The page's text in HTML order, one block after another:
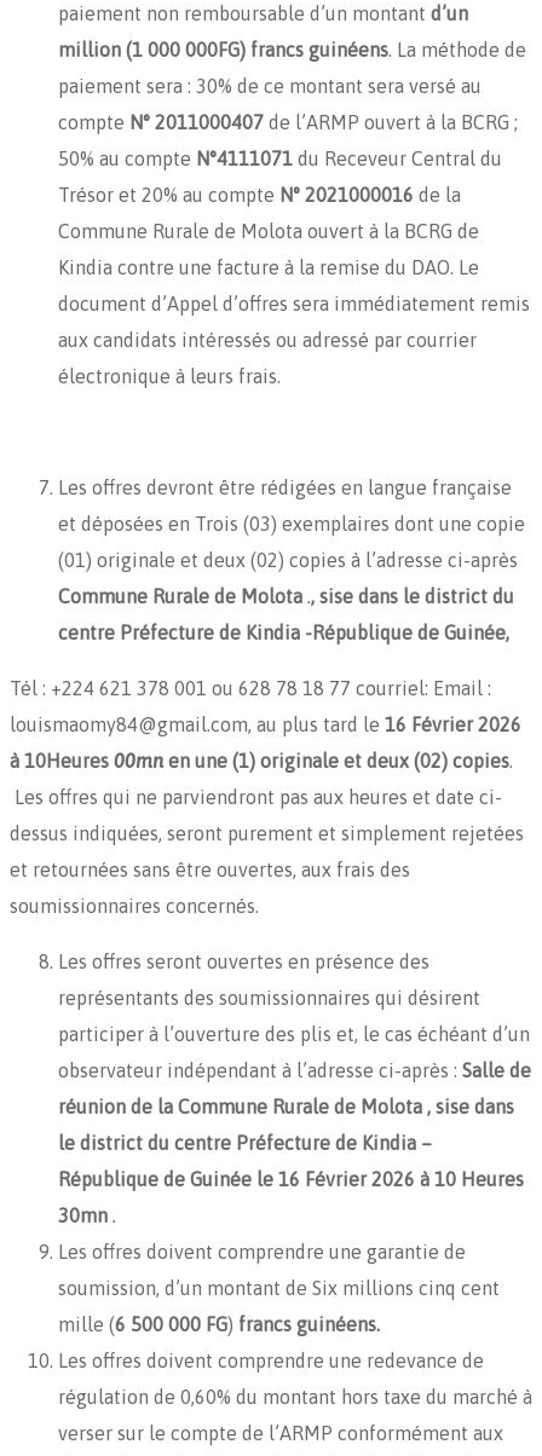
paiement non remboursable d’un montant d’un
million (1 000 000FG) francs guinéens. La méthode de
paiement sera : 30% de ce montant sera versé au
compte N° 2011000407 de l’ARMP ouvert à la BCRG ;
50% au compte N°4111071 du Receveur Central du
Trésor et 20% au compte N° 2021000016 de la
Commune Rurale de Molota ouvert à la BCRG de
Kindia contre une facture à la remise du DAO. Le
document d’Appel d’offres sera immédiatement remis
aux candidats intéressés ou adressé par courrier
électronique à leurs frais.
Les offres devront être rédigées en langue française
et déposées en Trois (03) exemplaires dont une copie
(01) originale et deux (02) copies à l’adresse ci-après
Commune Rurale de Molota ., sise dans le district du
centre Préfecture de Kindia -République de Guinée,
Tél : +224 621 378 001 ou 628 78 18 77 courriel: Email :
louismaomy84@gmail.com, au plus tard le 16 Février 2026
à 10Heures 00mnen une (1) originale et deux (02) copies.
Les offres qui ne parviendront pas aux heures et date ci-
dessus indiquées, seront purement et simplement rejetées
et retournées sans être ouvertes, aux frais des
soumissionnaires concernés.
Les offres seront ouvertes en présence des
représentants des soumissionnaires qui désirent
participer à l’ouverture des plis et, le cas échéant d’un
observateur indépendant à l’adresse ci-après : Salle de
réunion de la Commune Rurale de Molota , sise dans
le district du centre Préfecture de Kindia –
République de Guinée le 16 Février 2026 à 10 Heures
30mn .
Les offres doivent comprendre une garantie de
soumission, d’un montant de Six millions cinq cent
mille (6 500 000 FG) francs guinéens.
Les offres doivent comprendre une redevance de
régulation de 0,60% du montant hors taxe du marché à
verser sur le compte de l’ARMP conformément aux